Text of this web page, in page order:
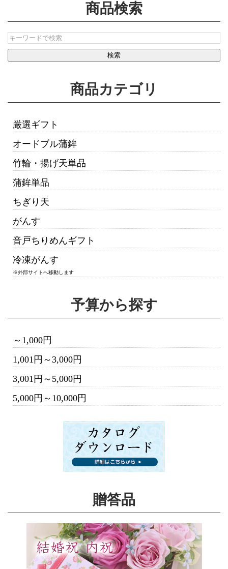
商品検索
商品カテゴリ
厳選ギフト
オードブル蒲鉾
竹輪・揚げ天単品
蒲鉾単品
ちぎり天
がんす
音戸ちりめんギフト
冷凍がんす
※外部サイトへ移動します
予算から探す
～1,000円
1,001円～3,000円
3,001円～5,000円
5,000円～10,000円
贈答品